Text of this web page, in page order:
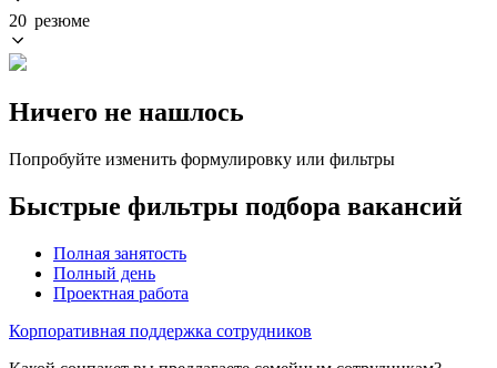
20 резюме
Ничего не нашлось
Попробуйте изменить формулировку или фильтры
Быстрые фильтры подбора вакансий
Полная занятость
Полный день
Проектная работа
Корпоративная поддержка сотрудников